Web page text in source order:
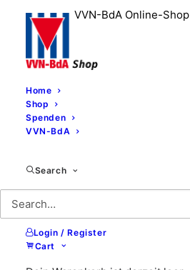
VVN-BdA Online-Shop
Home
Shop
Spenden
VVN-BdA
Search
Login / Register
Cart